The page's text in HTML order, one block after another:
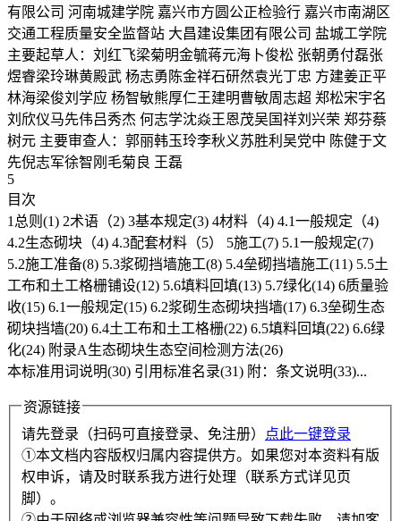
有限公司 河南城建学院 嘉兴市方圆公正检验行 嘉兴市南湖区
交通工程质量安全监督站 大昌建设集团有限公司 盐城工学院
主要起草人：刘红飞梁菊明金毓蒋元海卜俊松 张朝勇付磊张
煜睿梁玲琳黄殿武 杨志勇陈金祥石研然袁光丁忠 方建姜正平
林海梁俊刘学应 杨智敏熊厚仁王建明曹敏周志超 郑松宋宇名
刘欣仪马先伟吕秀杰 何志学沈焱王恩茂吴国祥刘兴荣 郑芬蔡
树元 主要审查人：郭丽韩玉玲李秋义苏胜利吴党中 陈健于文
先倪志军徐智刚毛菊良 王磊
5
目次
1总则(1) 2术语（2) 3基本规定(3) 4材料（4) 4.1一般规定（4)
4.2生态砌块（4) 4.3配套材料（5） 5施工(7) 5.1一般规定(7)
5.2施工准备(8) 5.3浆砌挡墙施工(8) 5.4垒砌挡墙施工(11) 5.5土
工布和土工格栅铺设(12) 5.6填料回填(13) 5.7绿化(14) 6质量验
收(15) 6.1一般规定(15) 6.2浆砌生态砌块挡墙(17) 6.3垒砌生态
砌块挡墙(20) 6.4土工布和土工格栅(22) 6.5填料回填(22) 6.6绿
化(24) 附录A生态砌块生态空间检测方法(26)
本标准用词说明(30) 引用标准名录(31) 附：条文说明(33)...
资源链接
请先登录（扫码可直接登录、免注册）
点此一键登录
①本文档内容版权归属内容提供方。如果您对本资料有版
权申诉，请及时联系我方进行处理（联系方式详见页
脚）。